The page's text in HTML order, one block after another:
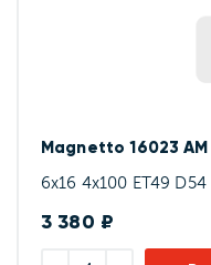
Magnetto 16023 AM
6x16 4x100 ET49 D54
3 380 ₽